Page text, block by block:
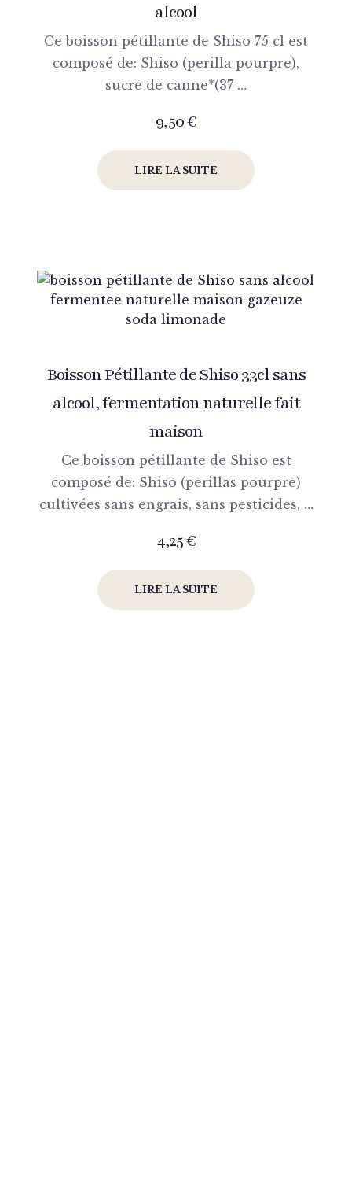
alcool
Ce boisson pétillante de Shiso 75 cl est
composé de: Shiso (perilla pourpre),
sucre de canne*(37 …
9,50€
LIRE LA SUITE
Boisson Pétillante de Shiso 33cl sans
alcool, fermentation naturelle fait
maison
Ce boisson pétillante de Shiso est
composé de: Shiso (perillas pourpre)
cultivées sans engrais, sans pesticides, …
4,25€
LIRE LA SUITE